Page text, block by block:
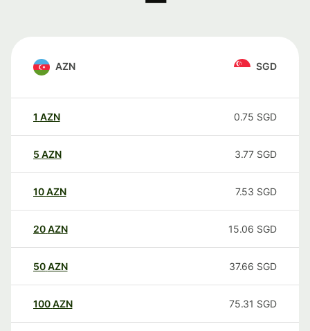
AZN SGD
1 AZN 0.75 SGD
5 AZN 3.77 SGD
10AZN 7.53 SGD
20AZN 15.06 SGD
50AZN 37.66 SGD
100AZN 75.31 SGD